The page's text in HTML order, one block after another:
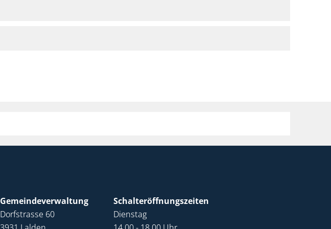
Gemeindeverwaltung
Dorfstrasse 60
Schalteröffnungszeiten
Dienstag